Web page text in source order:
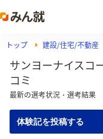
トップ 建設/住宅/不動産
サンヨーナイスコ
コミ
最新の選考状況・選考結果
体験記を投稿する